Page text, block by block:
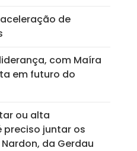
de
com Maíra
em futuro do
ou alta
preciso juntar os
Nardon, da Gerdau